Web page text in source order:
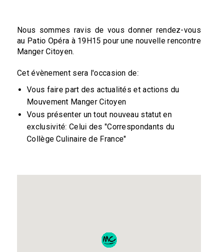
Nous sommes ravis de vous donner rendez-vous
au Patio Opéra à 19H15 pour une nouvelle rencontre
Manger Citoyen.
Cet évènement sera l'occasion de:
Vous faire part des actualités et actions du
Mouvement Manger Citoyen
Vous présenter un tout nouveau statut en
exclusivité: Celui des "Correspondants du
Collège Culinaire de France"